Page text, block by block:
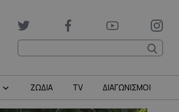
ΖΩΔΙΑ TV ΔΙΑΓΩΝΙΣΜΟΙ